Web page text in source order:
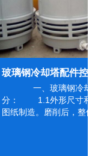
一、玻璃钢冷
分： 1.1外形尺寸和
图纸制造。磨削后，